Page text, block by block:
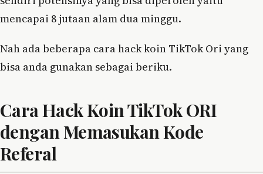
mencapai 8 jutaan alam dua minggu.
Nah ada beberapa cara hack koin TikTok Ori yang
bisa anda gunakan sebagai beriku.
Cara Hack Koin TikTok ORI
dengan Memasukan Kode
Referal